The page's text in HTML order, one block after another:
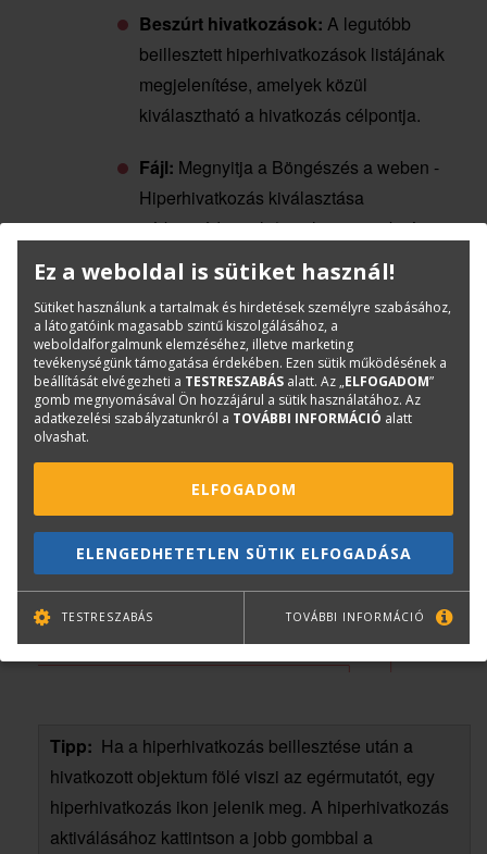
Beszúrt hivatkozások: A legutóbb
beillesztett hiperhivatkozások listájának
megjelenítése, amelyek közül
kiválasztható a hivatkozás célpontja.
Fájl: Megnyitja a Böngészés a weben -
Hiperhivatkozás kiválasztása
párbeszédpanelt (amely egy szabványos
fájlkiválasztó párbeszédpanel), ahol
hiperhivatkozáshoz kíván rendelni.
Weblap:Megnyitja a böngészőt, amelyben
megkeresheti azt a weboldalt, amelyet a
hiperhivatkozáshoz kíván csatolni.
Tipp: Ha a hiperhivatkozás beillesztése után a
hivatkozott objektum fölé viszi az egérmutatót, egy
hiperhivatkozás ikon jelenik meg. A hiperhivatkozás
aktiválásához kattintson a jobb gombbal a
Ez a weboldal is sütiket használ!
Sütiket használunk a tartalmak és hirdetések személyre szabásához,
a látogatóink magasabb szintű kiszolgálásához, a
weboldalforgalmunk elemzéséhez, illetve marketing
tevékenységünk támogatása érdekében. Ezen sütik működésének a
beállítását elvégezheti a TESTRESZABÁS alatt. Az „ELFOGADOM”
gomb megnyomásával Ön hozzájárul a sütik használatához. Az
adatkezelési szabályzatunkról a TOVÁBBI INFORMÁCIÓ alatt
olvashat.
ELFOGADOM
ELENGEDHETETLEN SÜTIK ELFOGADÁSA
TESTRESZABÁS TOVÁBBI INFORMÁCIÓ